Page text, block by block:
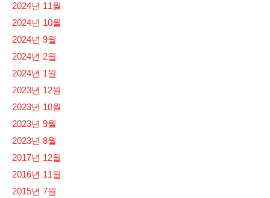
2024년 11월
2024년 10월
2024년 9월
2024년 2월
2024년 1월
2023년 12월
2023년 10월
2023년 9월
2023년 8월
2017년 12월
2016년 11월
2015년 7월